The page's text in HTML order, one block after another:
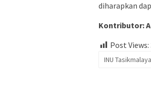
diharapkan
Kontributor:
Post Views:
INU Tasikmalaya